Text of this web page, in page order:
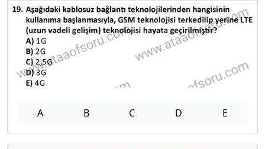
A B C D E